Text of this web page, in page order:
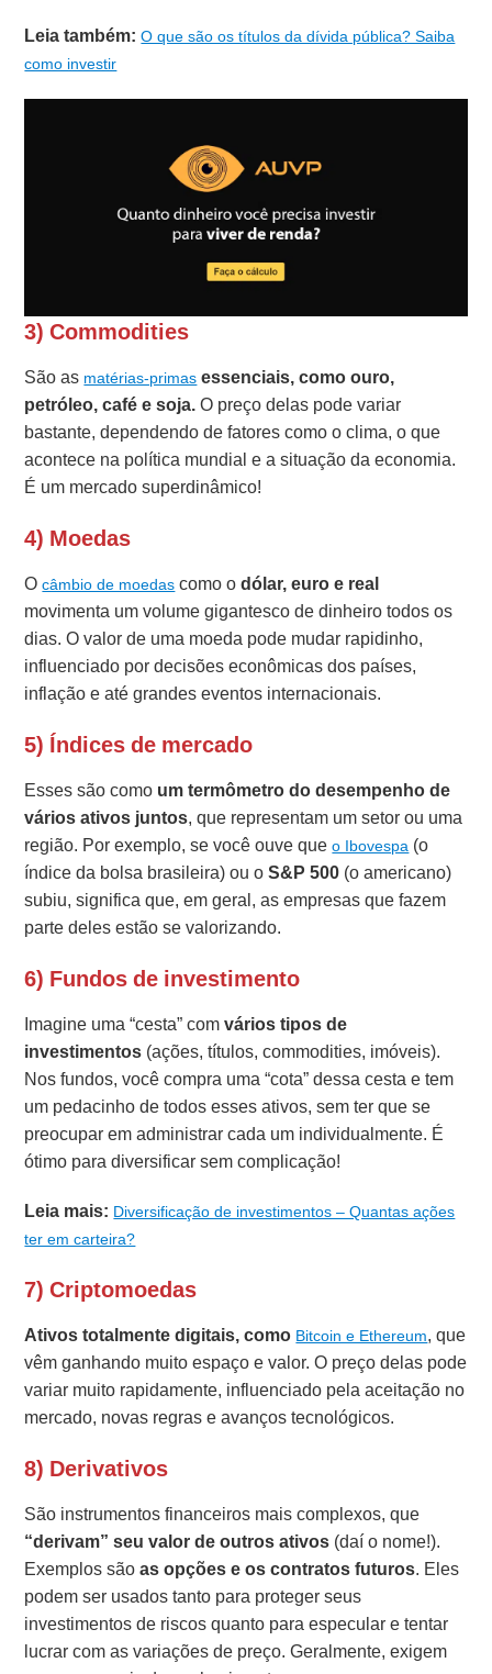
Leia também: O que são os títulos da dívida pública? Saiba
como investir
3) Commodities
São as matérias-primas essenciais, como ouro,
petróleo, café e soja.O preço delas pode variar
bastante, dependendo de fatores como o clima, o que
acontece na política mundial e a situação da economia.
É um mercado superdinâmico!
4) Moedas
Ocâmbio de moedas como odólar, euro e real
movimenta um volume gigantesco de dinheiro todos os
dias. O valor de uma moeda pode mudar rapidinho,
influenciado por decisões econômicas dos países,
inflação e até grandes eventos internacionais.
5) Índices de mercado
Esses são como um termômetro do desempenho de
vários ativos juntos, que representam um setor ou uma
região. Por exemplo, se você ouve queo Ibovespa (o
índice da bolsa brasileira) ou oS&P 500 (o americano)
subiu, significa que, em geral, as empresas que fazem
parte deles estão se valorizando.
6) Fundos de investimento
Imagine uma “cesta” comvários tipos de
investimentos (ações, títulos, commodities, imóveis).
Nos fundos, você compra uma “cota” dessa cesta e tem
um pedacinho de todos esses ativos, sem ter que se
preocupar em administrar cada um individualmente. É
ótimo para diversificar sem complicação!
Leia mais: Diversificação de investimentos – Quantas ações
ter em carteira?
7) Criptomoedas
Ativos totalmente digitais, como Bitcoin e Ethereum, que
vêm ganhando muito espaço e valor. O preço delas pode
variar muito rapidamente, influenciado pela aceitação no
mercado, novas regras e avanços tecnológicos.
8) Derivativos
São instrumentos financeiros mais complexos, que
“derivam” seu valor de outros ativos (daí o nome!).
Exemplos sãoas opções e os contratos futuros. Eles
podem ser usados tanto para proteger seus
investimentos de riscos quanto para especular e tentar
lucrar com as variações de preço. Geralmente, exigem